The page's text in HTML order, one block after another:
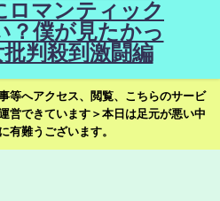
ロマンティック
？僕が見たかっ
判殺到激闘編
等へアクセス、閲覧、こちらのサービ
営できています＞本日は足元が悪い中
有難うございます。